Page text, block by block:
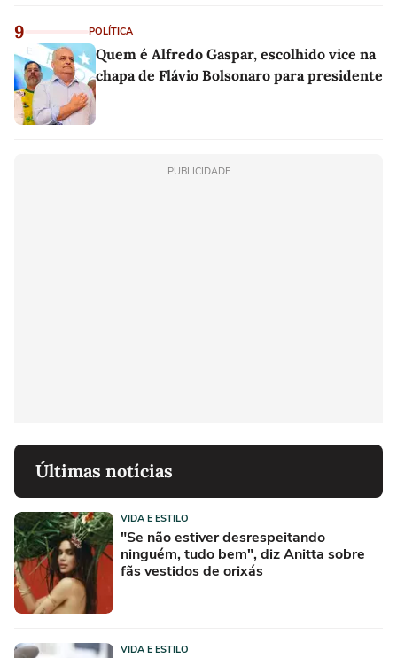
9 POLÍTICA
Quem é Alfredo Gaspar, escolhido vice na
chapa de Flávio Bolsonaro para presidente
PUBLICIDADE
Últimas notícias
VIDA E ESTILO
"Se não estiver desrespeitando
ninguém, tudo bem", diz Anitta sobre
fãs vestidos de orixás
VIDA E ESTILO